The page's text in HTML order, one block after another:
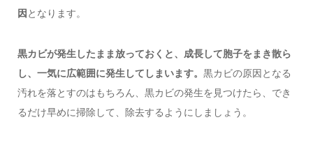
因 となります。
黒カビが発生したまま放っておくと、成長して胞子をまき散ら
し、一気に広範囲に発生してしまいます。 黒カビの原因となる
汚れを落とすのはもちろん、黒カビの発生を見つけたら、でき
るだけ早めに掃除して、除去するようにしましょう。